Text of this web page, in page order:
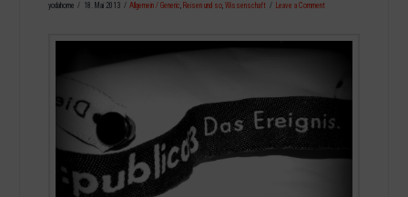
yodahome 18. Mai 2013 Allgemein / Generic, Reisen und so,Wissenschaft Leave a Comment